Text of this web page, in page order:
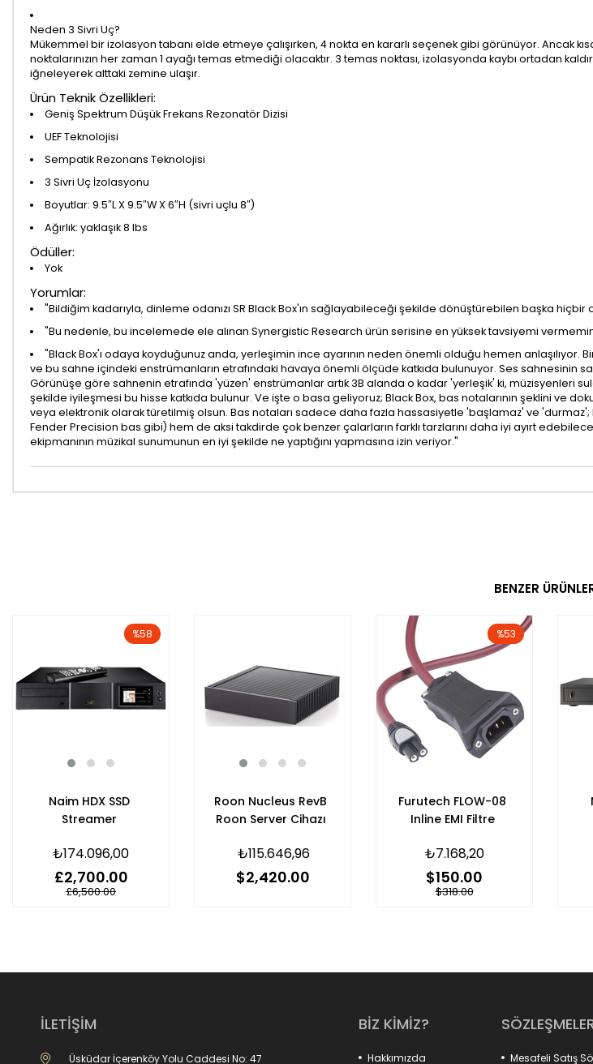
Neden 3 Sivri Uç?
Mükemmel bir izolasyon tabanı elde etmeye çalışırken, 4 nokta en kararlı seçenek gibi görünüyor. Ancak
noktalarınızın her zaman 1 ayağı temas etmediği olacaktır. 3 temas noktası, izolasyonda kaybı ortadan
iğneleyerek alttaki zemine ulaşır.
Ürün Teknik Özellikleri:
Geniş Spektrum Düşük Frekans Rezonatör Dizisi
UEF Teknolojisi
Sempatik Rezonans Teknolojisi
3 Sivri Uç İzolasyonu
Boyutlar: 9.5″L X 9.5″W X 6″H (sivri uçlu 8″)
Ağırlık: yaklaşık 8 lbs
Ödüller:
Yok
Yorumlar:
"Bildiğim kadarıyla, dinleme odanızı SR Black Box'ın sağlayabileceği şekilde dönüştürebilen başka hiçbir
"Bu nedenle, bu incelemede ele alınan Synergistic Research ürün serisine en yüksek tavsiyemi
"Black Box'ı odaya koyduğunuz anda, yerleşimin ince ayarının neden önemli olduğu hemen
ve bu sahne içindeki enstrümanların etrafındaki havaya önemli ölçüde katkıda bulunuyor. Ses sahnesinin
Görünüşe göre sahnenin etrafında 'yüzen' enstrümanlar artık 3B alanda o kadar 'yerleşik' ki, müzisyenleri
şekilde iyileşmesi bu hisse katkıda bulunur. Ve işte o basa geliyoruz; Black Box, bas notalarının şeklini ve
veya elektronik olarak türetilmiş olsun. Bas notaları sadece daha fazla hassasiyetle 'başlamaz' ve
Fender Precision bas gibi) hem de aksi takdirde çok benzer çalarların farklı tarzlarını daha iyi ayırt
ekipmanının müzikal sunumunun en iyi şekilde ne yaptığını yapmasına izin veriyor."
BENZER
Naim HDX SSD
Streamer
₺174.096,00
£2,700.00
£6,500.00
%58
Roon Nucleus RevB
Roon Server Cihazı
₺115.646,96
$2,420.00
Furutech FLOW-08
Inline EMI Filtre
₺7.168,20
$150.00
$318.00
%53
İLETİŞİM
Üsküdar İçerenköy Yolu Caddesi No: 47
BİZ KİMİZ?
Hakkımızda Mesafeli Satış